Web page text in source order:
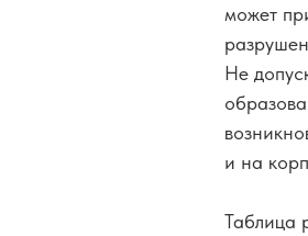
может
Не
и на
Таблица